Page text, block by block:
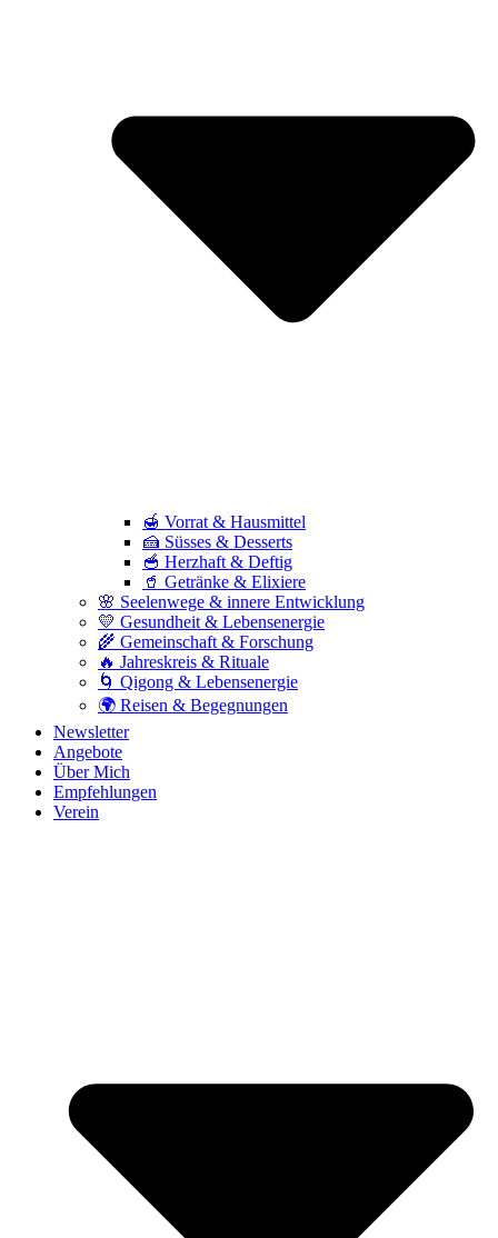
🍯 Vorrat & Hausmittel
🍰 Süsses & Desserts
🥣 Herzhaft & Deftig
🥤 Getränke & Elixiere
🌸 Seelenwege & innere Entwicklung
💛 Gesundheit & Lebensenergie
🌾 Gemeinschaft & Forschung
🔥 Jahreskreis & Rituale
🌀 Qigong & Lebensenergie
🌍 Reisen & Begegnungen
Newsletter
Angebote
Über Mich
Empfehlungen
Verein